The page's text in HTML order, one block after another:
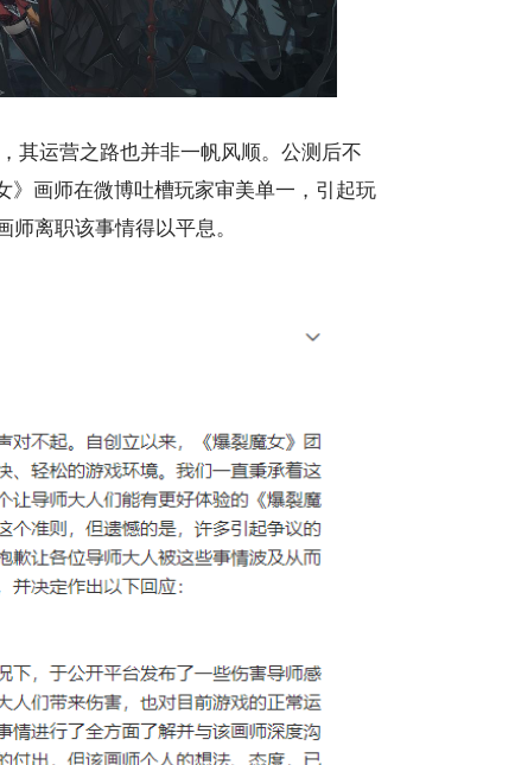
其运营之路也并非一帆风顺。公测后不
》画师在微博吐槽玩家审美单一，引起玩
离职该事情得以平息。